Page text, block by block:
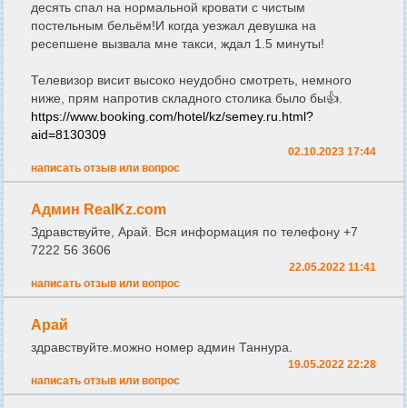
десять спал на нормальной кровати с чистым
постельным бельём!И когда уезжал девушка на
ресепшене вызвала мне такси, ждал 1.5 минуты!
Телевизор висит высоко неудобно смотреть, немного
ниже, прям напротив складного столика было бы👍.
https://www.booking.com/hotel/kz/semey.ru.html?
aid=8130309
02.10.2023 17:44
написать отзыв или вопрос
Админ RealKz.com
Здравствуйте, Арай. Вся информация по телефону +7
7222 56 3606
22.05.2022 11:41
написать отзыв или вопрос
Арай
здравствуйте.можно номер админ Таннура.
19.05.2022 22:28
написать отзыв или вопрос